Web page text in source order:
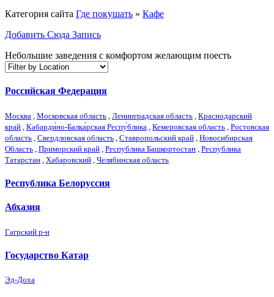
Категория сайта Где покушать » Кафе
Добавить Сюда Запись
Небольшие заведения с комфортом желающим поесть
Российская Федерация
Москва Московская область Ленинградская область Краснодарский
край Кабарди́но-Балка́рская Респу́блика Кемеровская область Ростовская
область Свердловская область Ставропольский край Новосибирская
Область Приморский край Республика Башкортостан Республика
Татарстан Хабаровский Челябинская область
Республика Белоруссия
Абхазия
Гагрский р-н
Государство Катар
Эд-Доха